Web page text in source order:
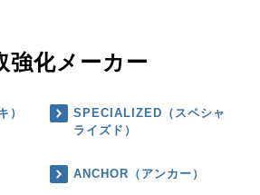
強化メーカー
）
SPECIALIZED（スペシャ
ライズド）
ANCHOR（アンカー）